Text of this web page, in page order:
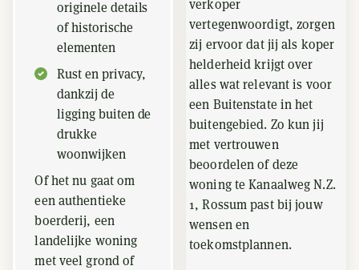
originele details
of historische
elementen
Rust en privacy,
dankzij de
ligging buiten de
drukke
woonwijken
Of het nu gaat om
een authentieke
boerderij, een
landelijke woning
met veel grond of
verkoper
vertegenwoordigt, zorgen
zij ervoor dat jij als koper
helderheid krijgt over
alles wat relevant is voor
een Buitenstate in het
buitengebied. Zo kun jij
met vertrouwen
beoordelen of deze
woning te Kanaalweg N.Z.
1, Rossum past bij jouw
wensen en
toekomstplannen.